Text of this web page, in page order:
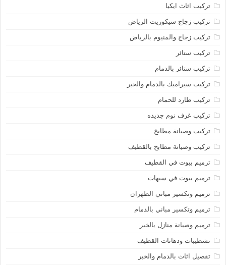
تركيب اثاث ايكيا
تركيب زجاج سيكوريت الرياض
تركيب زجاج والمنيوم بالرياض
تركيب ستائر
تركيب ستائر بالدمام
تركيب سيراميك بالدمام والخبر
تركيب طارد للحمام
تركيب غرف نوم جديده
تركيب وصيانة مطابخ
تركيب وصيانة مطابخ بالقطيف
ترميم بيوت في القطيف
ترميم بيوت في سيهات
ترميم وتكسير مباني الظهران
ترميم وتكسير مباني بالدمام
ترميم وصيانة منازل بالخبر
تشطيبات ودهانات القطيف
تفصيل اثاث بالدمام والخبر